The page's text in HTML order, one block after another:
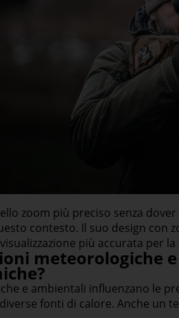
zoom più preciso senza
contesto. Il suo design
più accurata per
meteorologiche
e ambientali influenzano le
fonti di calore. Anche